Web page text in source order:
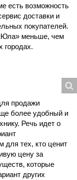
есть возможность
доставки и
покупателей.
меньше, чем
городах.
продажи
более удобный и
Речь идет о
для тех, кто ценит
цену за
которые
других